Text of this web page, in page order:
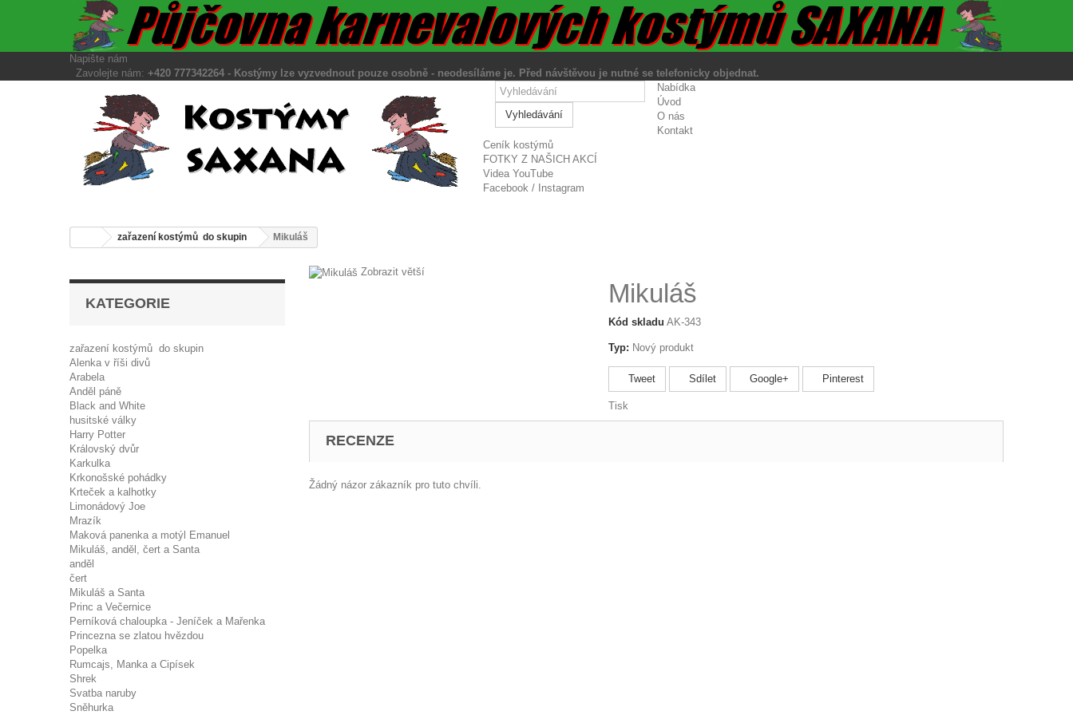
Napište nám
Zavolejte nám:+420 777342264 - Kostýmy lze vyzvednout pouze osobně - neodesíláme je. Před návštěvou je nutné se telefonicky objednat.
Vyhledávání
Nabídka
Úvod
O nás
Kontakt
Ceník kostýmů
FOTKY Z NAŠICH AKCÍ
Videa YouTube
Facebook / Instagram
zařazení kostýmů do skupin Mikuláš
KATEGORIE
zařazení kostýmů do skupin
Alenka v říši divů
Arabela
Anděl páně
Black and White
husitské války
Harry Potter
Královský dvůr
Karkulka
Krkonošské pohádky
Krteček a kalhotky
Limonádový Joe
Mrazík
Maková panenka a motýl Emanuel
Mikuláš, anděl, čert a Santa
anděl
čert
Mikuláš a Santa
Princ a Večernice
Perníková chaloupka - Jeníček a Mařenka
Princezna se zlatou hvězdou
Popelka
Rumcajs, Manka a Cipísek
Shrek
Svatba naruby
Sněhurka
Zobrazit větší
Mikuláš
Kód skladuAK-343
Typ: Nový produkt
Tweet Sdílet Google+
Pinterest
Tisk
RECENZE
Žádný názor zákazník pro tuto chvíli.